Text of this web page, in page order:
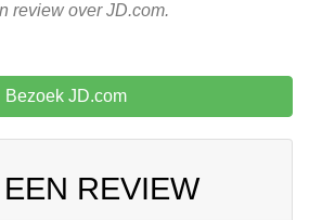
review over JD.com.
Bezoek JD.com
REVIEW